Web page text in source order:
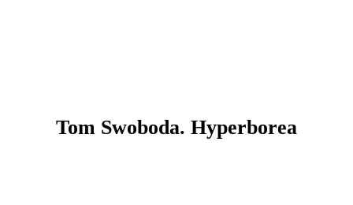
Tom Swoboda. Hyperborea